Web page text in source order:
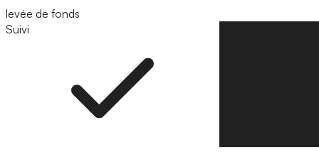
levée de fonds
Suivi